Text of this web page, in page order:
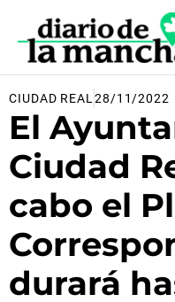
contenido
CIUDAD REAL 28/11/2022
El
Ciudad
cabo el
durará